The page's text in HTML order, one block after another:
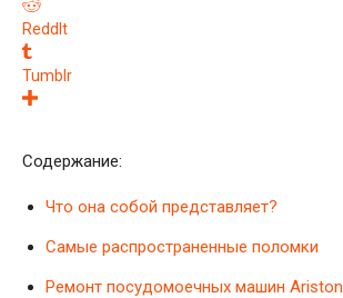
ReddIt
Tumblr
Содержание:
Что она собой представляет?
Самые распространенные поломки
Ремонт посудомоечных машин Ariston